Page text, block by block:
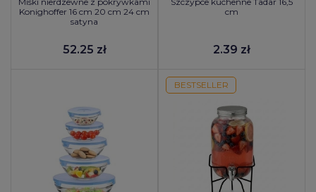
Konighoffer 16 cm 20 cm 24 cm
satyna
52.25 zł
cm
2.39 zł
BESTSELLER